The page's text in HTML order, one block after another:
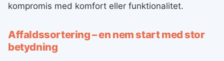
kompromis med komfort eller funktionalitet.
Affaldssortering – en nem start med stor
betydning